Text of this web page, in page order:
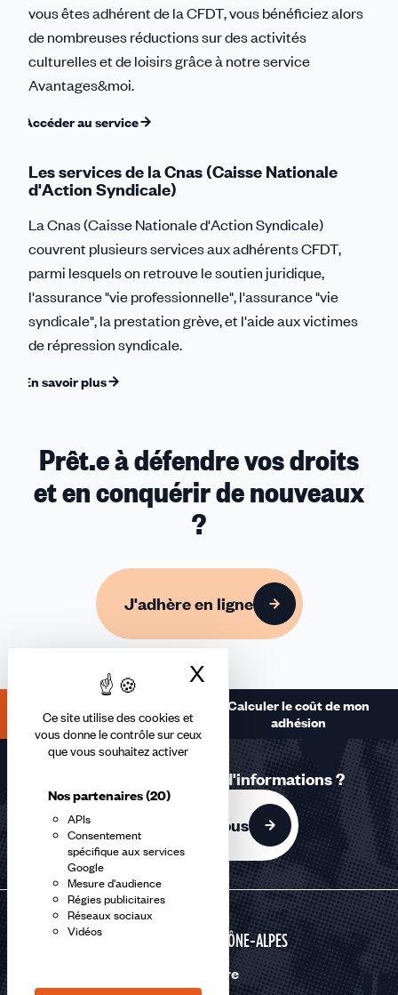
Ce site utilise des cookies et
vous donne le contrôle sur ceux
que vous souhaitez activer
Nos partenaires(20)
APIs
Consentement
spécifique aux services
Google
Mesure d'audience
Régies publicitaires
Réseaux sociaux
Vidéos
X
vous êtes adhérent de la CFDT, vous bénéficiez alors
de nombreuses réductions sur des activités
culturelles et de loisirs grâce à notre service
Avantages&moi.
Accéder au service
Les services de la Cnas (Caisse Nationale
d'Action Syndicale)
La Cnas (Caisse Nationale d'Action Syndicale)
couvrent plusieurs services aux adhérents CFDT,
parmi lesquels on retrouve le soutien juridique,
l'assurance "vie professionnelle", l'assurance "vie
syndicale", la prestation grève, et l'aide aux victimes
de répression syndicale.
En savoir plus
Prêt.e à défendre vos droits
et en conquérir de nouveaux
?
J'adhère en ligne
J'adhère
Calculer le coût de mon
adhésion
Une question ? Besoin d'informations ?
Contactez-nous
AUVERGNE RHÔNE-ALPES
Nous suivre